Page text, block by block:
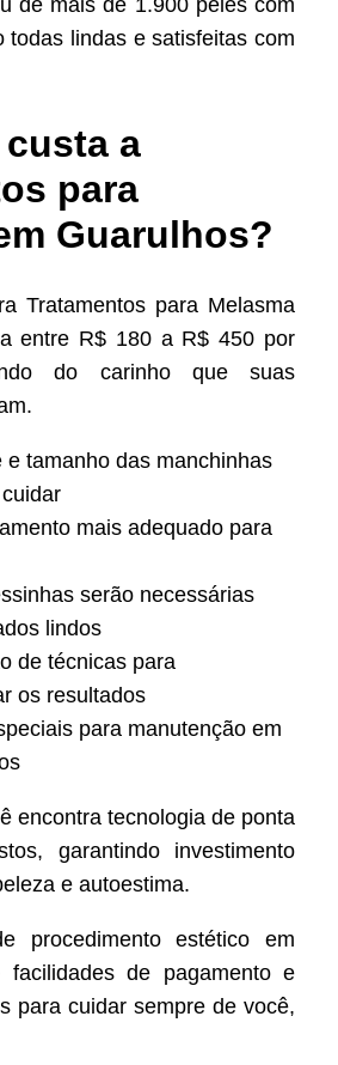
de mais de 1.900 peles com
todas lindas e satisfeitas com
a
para
Guarulhos?
Tratamentos para Melasma
entre R$ 180 a R$ 450 por
do carinho que suas
e tamanho das manchinhas
mais adequado para
serão necessárias
lindos
de técnicas para
os resultados
para manutenção em
encontra tecnologia de ponta
garantindo investimento
e autoestima.
procedimento estético em
facilidades de pagamento e
para cuidar sempre de você,